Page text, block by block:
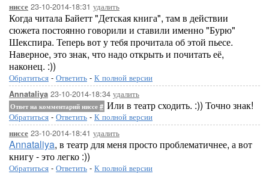
ниссе 23-10-2014-18:31 удалить
Когда читала Байетт "Детская книга", там в действии
сюжета постоянно говорили и ставили именно "Бурю"
Шекспира. Теперь вот у тебя прочитала об этой пьесе.
Наверное, это знак, что надо открыть и почитать её,
наконец. :))
Обратиться - Ответить - К полной версии
Annataliya 23-10-2014-18:34 удалить
Ответ на комментарий ниссе # Или в театр сходить. :)) Точно знак!
Обратиться - Ответить - К полной версии
ниссе 23-10-2014-18:41 удалить
Annataliya, в театр для меня просто проблематичнее, а вот
книгу - это легко :))
Обратиться - Ответить - К полной версии